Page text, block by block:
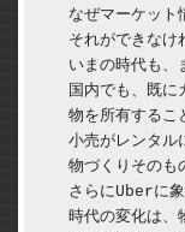
なぜマーケット
それができなけ
いまの時代も、
国内でも、既に
物を所有するこ
小売がレンタル
物づくりそのも
さらにUberに象
時代の変化は、